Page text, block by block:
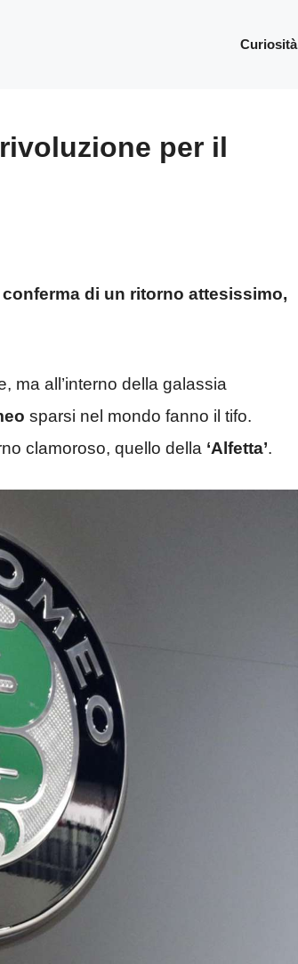
Curiosità
per il
di un ritorno attesissimo,
ma all’interno della galassia
sparsi nel mondo fanno il tifo.
clamoroso, quello della ‘Alfetta’.